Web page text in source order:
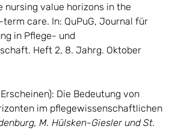
nursing value horizons in the
care. In: QuPuG, Journal für
in Pflege- und
Heft 2, 8. Jahrg. Oktober
Erscheinen): Die Bedeutung von
im pflegewissenschaftlichen
M. Hülsken-Giesler und St.